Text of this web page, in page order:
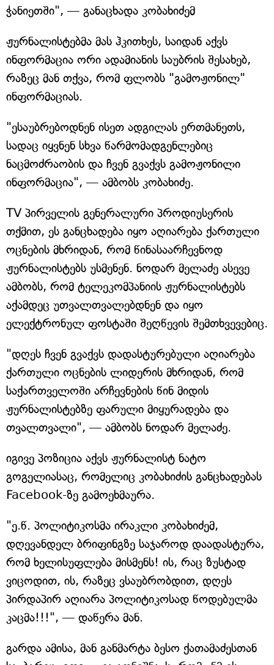
ჭანიეთში", — განაცხადა კობახიძემ
ჟურნალისტებმა მას ჰკითხეს, საიდან აქვს
ინფორმაცია ორი ადამიანის საუბრის შესახებ,
რაზეც მან თქვა, რომ ფლობს "გამოჟონილ"
ინფორმაციას.
"ესაუბრებოდნენ ისეთ ადგილას ერთმანეთს,
სადაც იყვნენ სხვა წარმომადგენლებიც
ნაცმოძრაობის და ჩვენ გვაქვს გამოჟონილი
ინფორმაცია", — ამბობს კობახიძე.
TV პირველის გენერალური პროდიუსერის
თქმით, ეს განცხადება იყო აღიარება ქართული
ოცნების მხრიდან, რომ წინასაარჩევნოდ
ჟურნალისტებს უსმენენ. ნოდარ მელაძე ასევე
ამბობს, რომ ტელეკომპანიის ჟურნალისტებს
აქამდეც უთვალთვალებდნენ და იყო
ელექტრონულ ფოსტაში შეღწევის შემთხვევებიც.
"დღეს ჩვენ გვაქვს დადასტურებული აღიარება
ქართული ოცნების ლიდერის მხრიდან, რომ
საქართველოში არჩევნების წინ მიდის
ჟურნალისტებზე ფარული მიყურადება და
თვალთვალი", — ამბობს ნოდარ მელაძე.
იგივე პოზიცია აქვს ჟურნალისტ ნატო
გოგელიასაც, რომელიც კობახიძის განცხადებას
Facebook-ზე გამოეხმაურა.
"ე.წ. პოლიტიკოსმა ირაკლი კობახიძემ,
დღევანდელ ბრიფინგზე საჯაროდ დაადასტურა,
რომ ხელისუფლება მისმენს! ის, რაც ზუსტად
ვიცოდით, ის, რაზეც ვსაუბრობდით, დღეს
პირდაპირ აღიარა პოლიტიკოსად წოდებულმა
კაცმა!!!", — დაწერა მან.
გარდა ამისა, მან განმარტა ბესო ქათამაძესთან